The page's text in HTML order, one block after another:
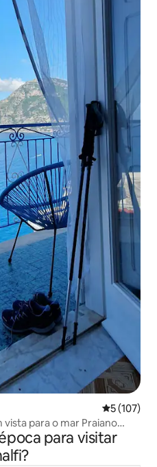
5 de uma
5 (107)
para o mar Praiano
para visitar